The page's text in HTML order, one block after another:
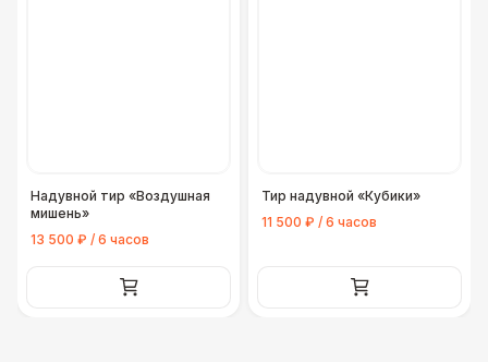
Надувной тир «Воздушная
мишень»
13 500 ₽ / 6 часов
Тир надувной «Кубики»
11 500 ₽ / 6 часов